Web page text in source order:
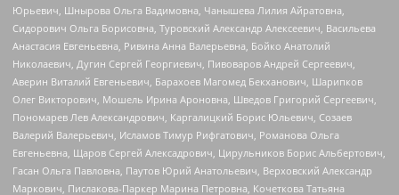
Юрьевич, Шнырова Ольга Вадимовна, Чанышева Лилия Айратовна,
Сидорович Ольга Борисовна, Туровский Александр Алексеевич, Васильева
Анастасия Евгеньевна, Ривина Анна Валерьевна, Бойко Анатолий
Николаевич, Дугин Сергей Георгиевич, Пивоваров Андрей Сергеевич,
Аверин Виталий Евгеньевич, Барахоев Магомед Бекханович, Шарипков
Олег Викторович, Мошель Ирина Ароновна, Шведов Григорий Сергеевич,
Пономарев Лев Александрович, Каргалицкий Борис Юльевич, Созаев
Валерий Валерьевич, Исламов Тимур Рифгатович, Романова Ольга
Евгеньевна, Щаров Сергей Алексадрович, Цирульников Борис Альбертович,
Гасан Ольга Павловна, Паутов Юрий Анатольевич, Верховский Александр
Маркович, Пислакова-Паркер Марина Петровна, Кочеткова Татьяна